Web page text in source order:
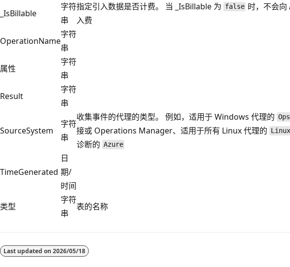
_IsBillable
字符
串
指定引入数据是否计费。 当 _IsBillable 为 false 时，不会向
入费
OperationName
字符
串
属性
字符
串
Result
字符
串
SourceSystem
字符
串
收集事件的代理的类型。 例如，适用于 Windows 代理的
接或 Operations Manager、适用于所有 Linux 代理的 Linux
诊断的 Azure
TimeGenerated
日
期/
时间
类型
字符
串
表的名称
模Last updated on 2026/05/18